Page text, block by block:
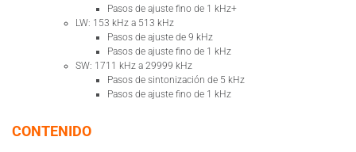
Pasos de ajuste fino de 1 kHz+
LW: 153 kHz a 513 kHz
Pasos de ajuste de 9 kHz
Pasos de ajuste fino de 1 kHz
SW: 1711 kHz a 29999 kHz
Pasos de sintonización de 5 kHz
Pasos de ajuste fino de 1 kHz
CONTENIDO